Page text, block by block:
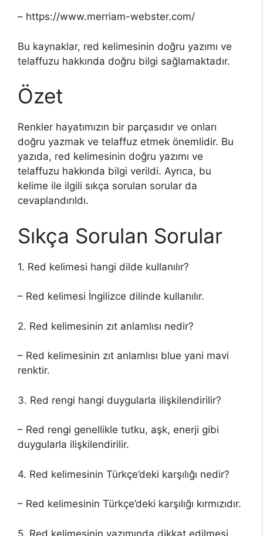
– https://www.merriam-webster.com/
Bu kaynaklar, red kelimesinin doğru yazımı ve
telaffuzu hakkında doğru bilgi sağlamaktadır.
Özet
Renkler hayatımızın bir parçasıdır ve onları
doğru yazmak ve telaffuz etmek önemlidir. Bu
yazıda, red kelimesinin doğru yazımı ve
telaffuzu hakkında bilgi verildi. Ayrıca, bu
kelime ile ilgili sıkça sorulan sorular da
cevaplandırıldı.
Sıkça Sorulan Sorular
1. Red kelimesi hangi dilde kullanılır?
– Red kelimesi İngilizce dilinde kullanılır.
2. Red kelimesinin zıt anlamlısı nedir?
– Red kelimesinin zıt anlamlısı blue yani mavi
renktir.
3. Red rengi hangi duygularla ilişkilendirilir?
– Red rengi genellikle tutku, aşk, enerji gibi
duygularla ilişkilendirilir.
4. Red kelimesinin Türkçe’deki karşılığı nedir?
– Red kelimesinin Türkçe’deki karşılığı kırmızıdır.
5. Red kelimesinin yazımında dikkat edilmesi